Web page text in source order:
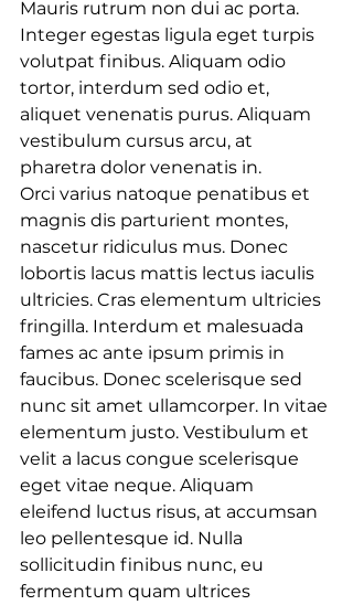
Mauris rutrum non dui ac porta.
Integer egestas ligula eget turpis
volutpat finibus. Aliquam odio
tortor, interdum sed odio et,
aliquet venenatis purus. Aliquam
vestibulum cursus arcu, at
pharetra dolor venenatis in.
Orci varius natoque penatibus et
magnis dis parturient montes,
nascetur ridiculus mus. Donec
lobortis lacus mattis lectus iaculis
ultricies. Cras elementum ultricies
fringilla. Interdum et malesuada
fames ac ante ipsum primis in
faucibus. Donec scelerisque sed
nunc sit amet ullamcorper. In vitae
elementum justo. Vestibulum et
velit a lacus congue scelerisque
eget vitae neque. Aliquam
eleifend luctus risus, at accumsan
leo pellentesque id. Nulla
sollicitudin finibus nunc, eu
fermentum quam ultrices